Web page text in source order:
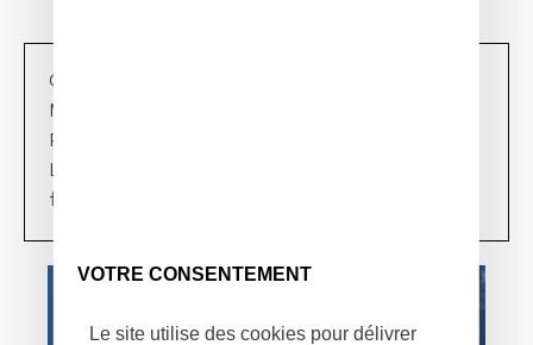
October 2021, Lorient (France)
Mission : Maritime monitoring
Payload : Stabilised gimbal (day and night vision)
Long range, days and night and endurance
flights
VOTRE CONSENTEMENT
Le site utilise des cookies pour délivrer